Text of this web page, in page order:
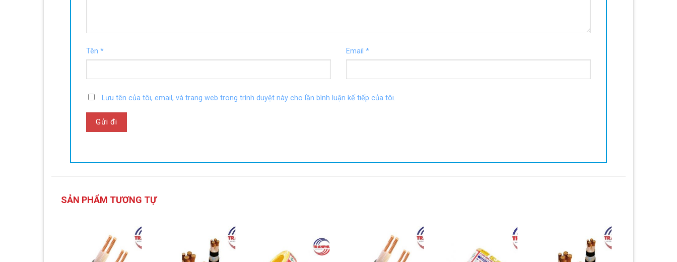
Tên * Email *
Lưu tên của tôi, email, và trang web trong trình duyệt này cho lần bình luận kế tiếp của tôi.
SẢN PHẨM TƯƠNG TỰ